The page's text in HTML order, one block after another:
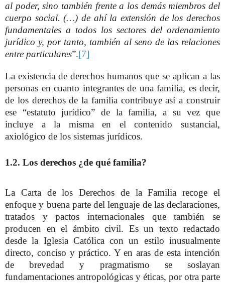
al poder, sino también frente a los demás miembros del
cuerpo social. (…) de ahí la extensión de los derechos
fundamentales a todos los sectores del ordenamiento
jurídico y, por tanto, también al seno de las relaciones
entre particulares”.[7]
La existencia de derechos humanos que se aplican a las
personas en cuanto integrantes de una familia, es decir,
de los derechos de la familia contribuye así a construir
ese “estatuto jurídico” de la familia, a su vez que
incluye a la misma en el contenido sustancial,
axiológico de los sistemas jurídicos.
1.2. Los derechos ¿de qué familia?
La Carta de los Derechos de la Familia recoge el
enfoque y buena parte del lenguaje de las declaraciones,
tratados y pactos internacionales que también se
producen en el ámbito civil. Es un texto redactado
desde la Iglesia Católica con un estilo inusualmente
directo, conciso y práctico. Y en aras de esta intención
de brevedad y pragmatismo se soslayan
fundamentaciones antropológicas y éticas, por otra parte